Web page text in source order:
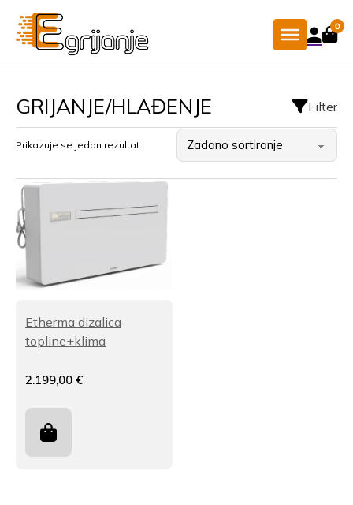
0
GRIJANJE/HLAĐENJE Filter
Prikazuje se jedan rezultat
Etherma dizalica
topline+klima
2.199,00 €